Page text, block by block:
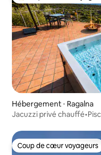
Hébergement ⋅ Ragalna
Jacuzzi privé
Coup de cœur voyageurs
Coup de cœur voyageurs